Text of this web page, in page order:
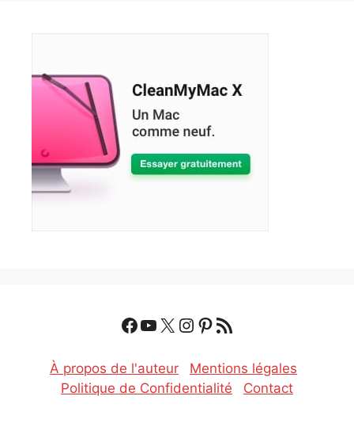
Facebook
YouTube
X Instagram
Pinterest
Flux RSS
À propos de l'auteur
Mentions légales
Politique de Confidentialité
Contact